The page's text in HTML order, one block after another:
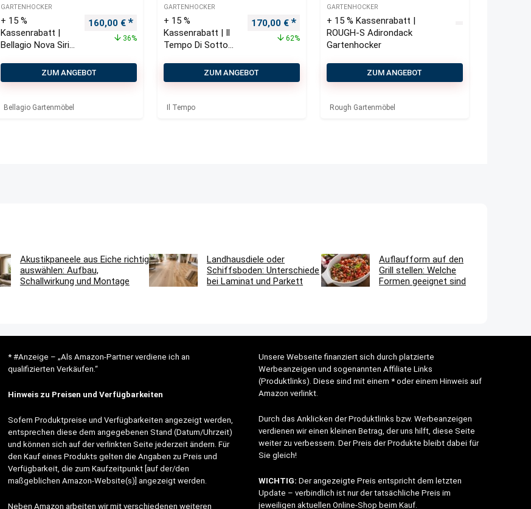
GARTENHOCKER
+ 15 %
Kassenrabatt |
Bellagio Nova Siri
Ursprünglicher Preis war: 250,00 €
160,00 € Aktueller Preis ist: 160,00 €.
36%
ZUM ANGEBOT
Bellagio Gartenmöbel
GARTENHOCKER
+ 15 %
Kassenrabatt | Il
Tempo Di Sotto
Gartenhocker 66
cm
Ursprünglicher Preis war: 445,00 €
170,00 € Aktueller Preis ist: 170,00 €.
62%
ZUM ANGEBOT
Il Tempo
GARTENHOCKER
+ 15 % Kassenrabatt |
ROUGH-S Adirondack
Gartenhocker
ZUM ANGEBOT
Rough Gartenmöbel
Akustikpaneele aus Eiche richtig
auswählen: Aufbau,
Schallwirkung und Montage
Landhausdiele oder
Schiffsboden: Unterschiede
bei Laminat und Parkett
Auflaufform auf den
Grill stellen: Welche
Formen geeignet sind
* #Anzeige – „Als Amazon-Partner verdiene ich an
qualifizierten Verkäufen.“
Hinweis zu Preisen und Verfügbarkeiten
Sofern Produktpreise und Verfügbarkeiten angezeigt werden,
entsprechen diese dem angegebenen Stand (Datum/Uhrzeit)
und können sich auf der verlinkten Seite jederzeit ändern. Für
den Kauf eines Produkts gelten die Angaben zu Preis und
Verfügbarkeit, die zum Kaufzeitpunkt [auf der/den
maßgeblichen Amazon-Website(s)] angezeigt werden.
Neben Amazon arbeiten wir mit verschiedenen weiteren
Unsere Webseite finanziert sich durch platzierte
Werbeanzeigen und sogenannten Affiliate Links
(Produktlinks). Diese sind mit einem * oder einem Hinweis auf
Amazon verlinkt.
Durch das Anklicken der Produktlinks bzw. Werbeanzeigen
verdienen wir einen kleinen Betrag, der uns hilft, diese Seite
weiter zu verbessern. Der Preis der Produkte bleibt dabei für
Sie gleich!
WICHTIG: Der angezeigte Preis entspricht dem letzten
Update – verbindlich ist nur der tatsächliche Preis im
jeweiligen aktuellen Online-Shop beim Kauf.